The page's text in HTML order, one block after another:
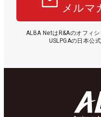
メルマ
ALBA NetはR&Aのオフィ
USLPGAの日本公